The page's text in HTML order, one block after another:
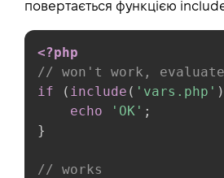
повертається функцією
<?php
// won't work,
if
( include ( 'vars.php' )
echo
'OK' ;
}
// works